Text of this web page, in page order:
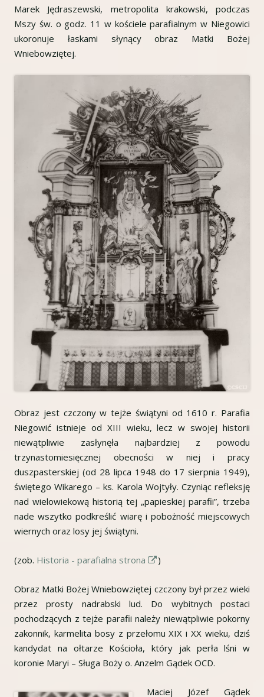
Marek Jędraszewski, metropolita krakowski, podczas
Mszy św. o godz. 11 w kościele parafialnym w Niegowici
ukoronuje łaskami słynący obraz Matki Bożej
Wniebowziętej.
Obraz jest czczony w tejże świątyni od 1610 r. Parafia
Niegowić istnieje od XIII wieku, lecz w swojej historii
niewątpliwie zasłynęła najbardziej z powodu
trzynastomiesięcznej obecności w niej i pracy
duszpasterskiej (od 28 lipca 1948 do 17 sierpnia 1949),
świętego Wikarego – ks. Karola Wojtyły. Czyniąc refleksję
nad wielowiekową historią tej „papieskiej parafii”, trzeba
nade wszytko podkreślić wiarę i pobożność miejscowych
wiernych oraz losy jej świątyni.
(zob. Historia - parafialna strona
Strona
się
w
nowym
oknie
)
Obraz Matki Bożej Wniebowziętej czczony był przez wieki
przez prosty nadrabski lud. Do wybitnych postaci
pochodzących z tejże parafii należy niewątpliwie pokorny
zakonnik, karmelita bosy z przełomu XIX i XX wieku, dziś
kandydat na ołtarze Kościoła, który jak perła lśni w
koronie Maryi – Sługa Boży o. Anzelm Gądek OCD.
Maciej Józef Gądek